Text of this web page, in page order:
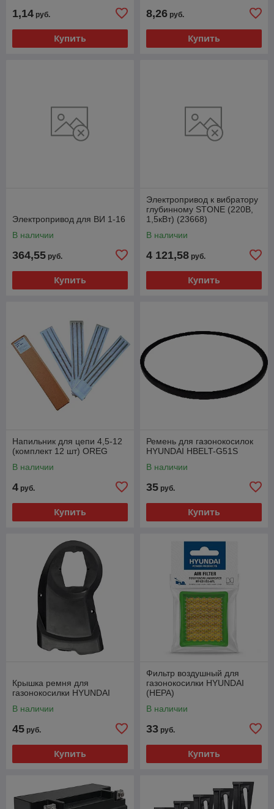
1,14 руб.
Купить
8,26 руб.
Купить
Электропривод для ВИ 1-16
В наличии
364,55 руб.
Купить
Электропривод к вибратору
глубинному STONE (220В,
1,5кВт) (23668)
В наличии
4 121,58 руб.
Купить
Напильник для цепи 4,5-12
(комплект 12 шт) OREG
В наличии
4 руб.
Купить
Ремень для газонокосилок
HYUNDAI HBELT-G51S
В наличии
35 руб.
Купить
Крышка ремня для
газонокосилки HYUNDAI
В наличии
45 руб.
Купить
Фильтр воздушный для
газонокосилки HYUNDAI
(HEPA)
В наличии
33 руб.
Купить